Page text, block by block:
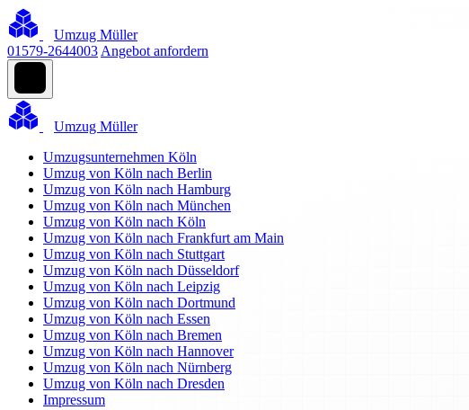
Umzug Müller
01579-2644003 Angebot anfordern
Umzug Müller
Umzugsunternehmen Köln
Umzug von Köln nach Berlin
Umzug von Köln nach Hamburg
Umzug von Köln nach München
Umzug von Köln nach Köln
Umzug von Köln nach Frankfurt am Main
Umzug von Köln nach Stuttgart
Umzug von Köln nach Düsseldorf
Umzug von Köln nach Leipzig
Umzug von Köln nach Dortmund
Umzug von Köln nach Essen
Umzug von Köln nach Bremen
Umzug von Köln nach Hannover
Umzug von Köln nach Nürnberg
Umzug von Köln nach Dresden
Impressum